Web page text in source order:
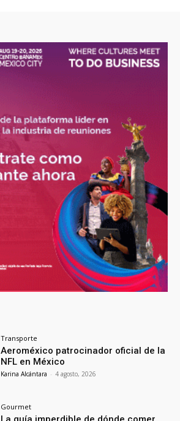
Transporte
Aeroméxico patrocinador oficial de la
NFL en México
Karina Alcántara - 4 agosto, 2026
Gourmet